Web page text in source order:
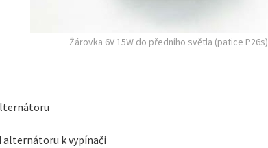
Žárovka 6V 15W do předního světla (patice P26s)
alternátoru k vypínači